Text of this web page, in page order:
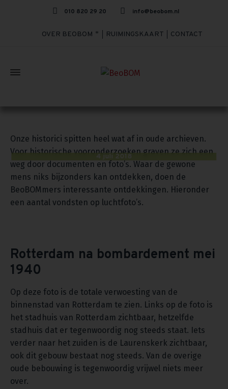
010 820 29 20 info@beobom.nl
OVER BEOBOM RUIMINGSKAART CONTACT
4 juli 2018
Onze historici spitten heel wat af in oude archieven.
Voor historische vooronderzoeken graven ze zich een
weg door documenten en foto’s. Waar de gewone
mens niks bijzonders kan ontdekken, doen de
BeoBOMmers interessante ontdekkingen. Hieronder
een aantal vondsten op luchtfoto’s.
Rotterdam na bombardement mei
1940
Op deze foto is de totale verwoesting van de
binnenstad van Rotterdam te zien. Links op de foto is
het stadhuis van Rotterdam zichtbaar, hetzelfde
stadhuis dat er tegenwoordig nog steeds staat. Iets
verder naar het zuiden is de Laurenskerk zichtbaar,
ook dit gebouw bestaat nog steeds. Van de overige
oude bebouwing is tegenwoordig vrijwel niets meer
over.